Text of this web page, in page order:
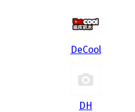
DeCool
DH